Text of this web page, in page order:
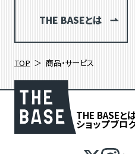
THE BASEとは
TOP 商品・サービス
THE BASEと
ショップブロ